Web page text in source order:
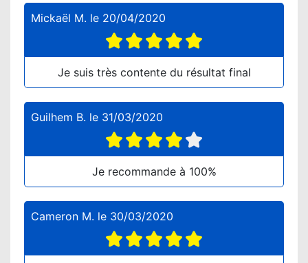
Mickaël M. le 20/04/2020
Je suis très contente du résultat final
Guilhem B. le 31/03/2020
Je recommande à 100%
Cameron M. le 30/03/2020